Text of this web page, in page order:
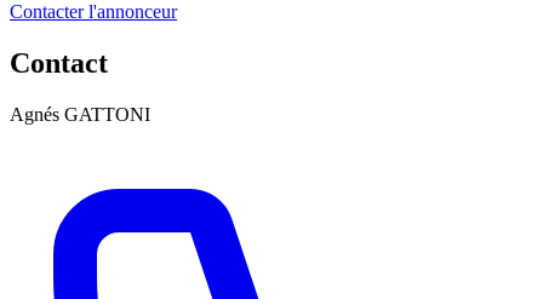
Contacter l'annonceur
Contact
Agnés GATTONI